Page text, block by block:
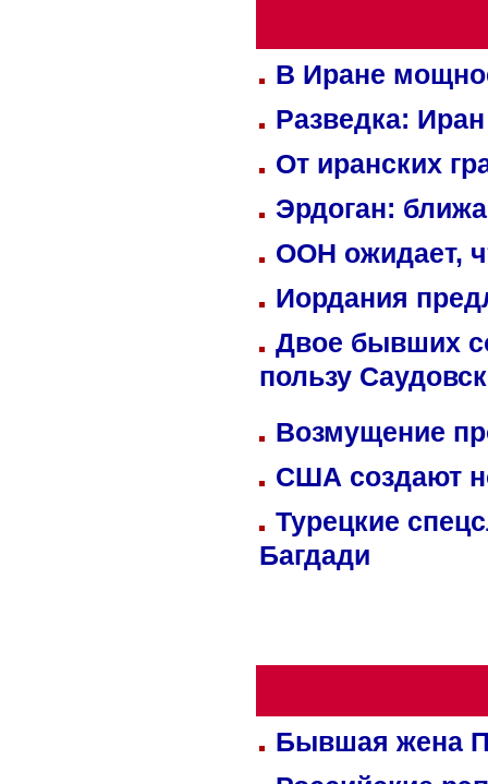
В Иране
Разведка:
От иранских
Эрдоган:
ООН ожидает,
Иордания
Двое бывших
пользу
Возмущение
США создают
Турецкие
Багдади
Бывшая жена